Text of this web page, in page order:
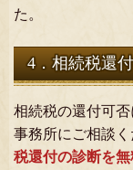
た。
4．相続税還
相続税の還付可
事務所にご相談
税還付の診断を